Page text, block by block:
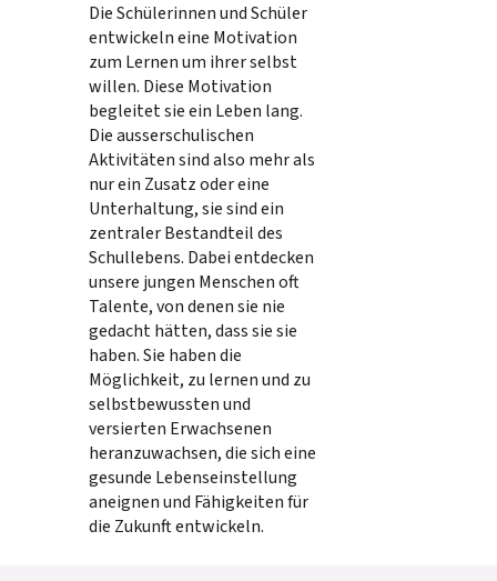
Die Schülerinnen und Schüler
entwickeln eine Motivation
zum Lernen um ihrer selbst
willen. Diese Motivation
begleitet sie ein Leben lang.
Die ausserschulischen
Aktivitäten sind also mehr als
nur ein Zusatz oder eine
Unterhaltung, sie sind ein
zentraler Bestandteil des
Schullebens. Dabei entdecken
unsere jungen Menschen oft
Talente, von denen sie nie
gedacht hätten, dass sie sie
haben. Sie haben die
Möglichkeit, zu lernen und zu
selbstbewussten und
versierten Erwachsenen
heranzuwachsen, die sich eine
gesunde Lebenseinstellung
aneignen und Fähigkeiten für
die Zukunft entwickeln.